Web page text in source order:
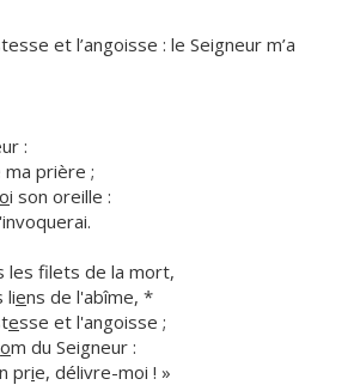
et l’angoisse : le Seigneur m’a
:
ma prière ;
oi son oreille :
les filets de la mort,
liens de l'abîme, *
esse et l'angoisse ;
om du Seigneur :
prie, délivre-moi ! »